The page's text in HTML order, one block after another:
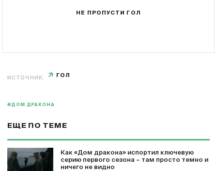
НЕ ПРОПУСТИ ГОЛ
ИСТОЧНИК: ГОЛ
#ДОМ ДРАКОНА
ЕЩЕ ПО ТЕМЕ
Как «Дом дракона» испортил ключевую
серию первого сезона – там просто темно и
ничего не видно